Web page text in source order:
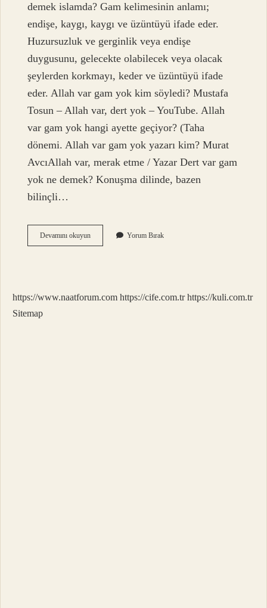
demek islamda? Gam kelimesinin anlamı;
endişe, kaygı, kaygı ve üzüntüyü ifade eder.
Huzursuzluk ve gerginlik veya endişe
duygusunu, gelecekte olabilecek veya olacak
şeylerden korkmayı, keder ve üzüntüyü ifade
eder. Allah var gam yok kim söyledi? Mustafa
Tosun – Allah var, dert yok – YouTube. Allah
var gam yok hangi ayette geçiyor? (Taha
dönemi. Allah var gam yok yazarı kim? Murat
AvcıAllah var, merak etme / Yazar Dert var gam
yok ne demek? Konuşma dilinde, bazen
bilinçli…
Devamını okuyunAllah
Var
Yorum Bırak
https://www.naatforum.com https://cife.com.tr https://kuli.com.tr
Sitemap